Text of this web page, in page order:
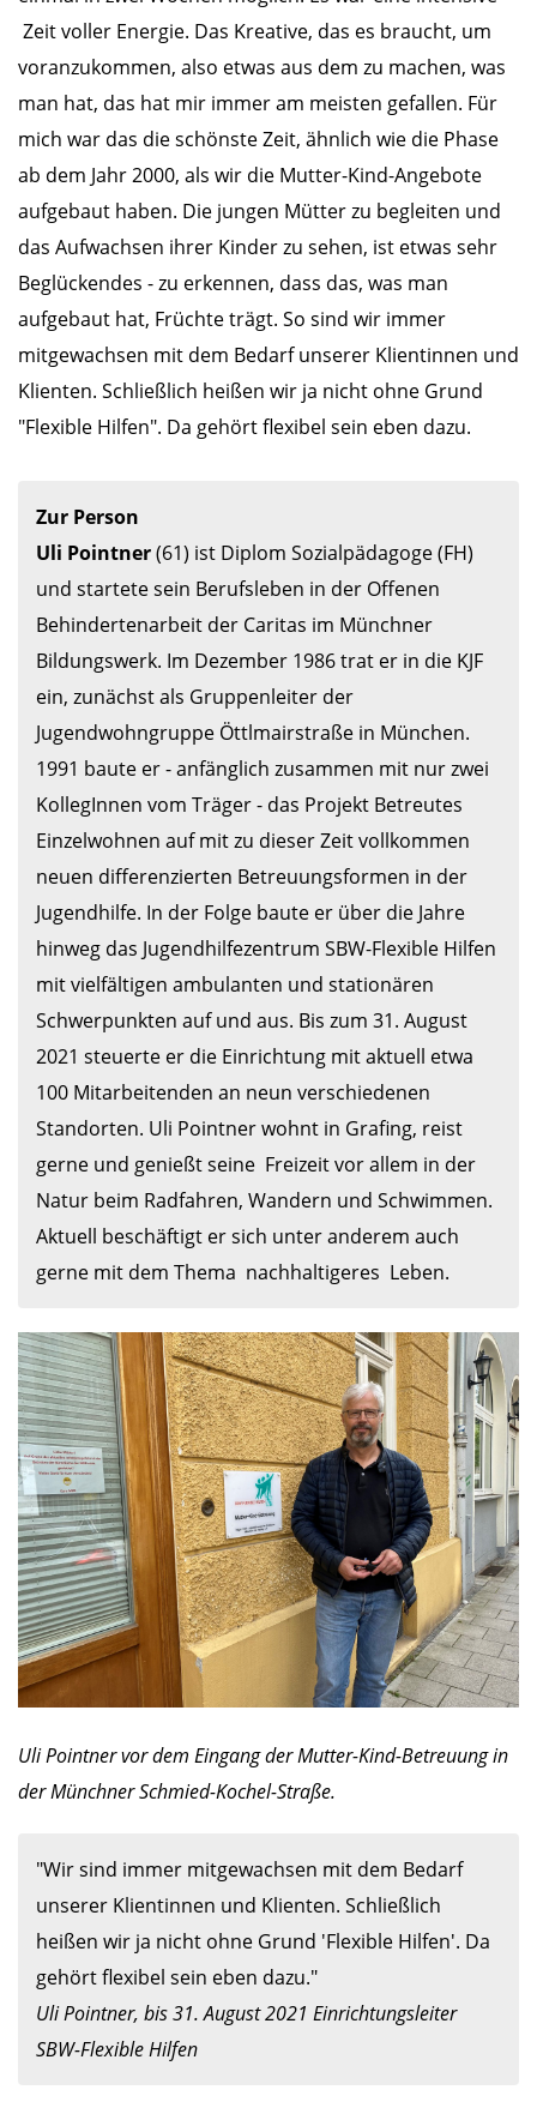
Zeit voller Energie. Das Kreative, das es braucht, um
voranzukommen, also etwas aus dem zu machen, was
man hat, das hat mir immer am meisten gefallen. Für
mich war das die schönste Zeit, ähnlich wie die Phase
ab dem Jahr 2000, als wir die Mutter-Kind-Angebote
aufgebaut haben. Die jungen Mütter zu begleiten und
das Aufwachsen ihrer Kinder zu sehen, ist etwas sehr
Beglückendes - zu erkennen, dass das, was man
aufgebaut hat, Früchte trägt. So sind wir immer
mitgewachsen mit dem Bedarf unserer Klientinnen und
Klienten. Schließlich heißen wir ja nicht ohne Grund
"Flexible Hilfen". Da gehört flexibel sein eben dazu.
Zur Person
Uli Pointner (61) ist Diplom Sozialpädagoge (FH)
und startete sein Berufsleben in der Offenen
Behindertenarbeit der Caritas im Münchner
Bildungswerk. Im Dezember 1986 trat er in die KJF
ein, zunächst als Gruppenleiter der
Jugendwohngruppe Öttlmairstraße in München.
1991 baute er - anfänglich zusammen mit nur zwei
KollegInnen vom Träger - das Projekt Betreutes
Einzelwohnen auf mit zu dieser Zeit vollkommen
neuen differenzierten Betreuungsformen in der
Jugendhilfe. In der Folge baute er über die Jahre
hinweg das Jugendhilfezentrum SBW-Flexible Hilfen
mit vielfältigen ambulanten und stationären
Schwerpunkten auf und aus. Bis zum 31. August
2021 steuerte er die Einrichtung mit aktuell etwa
100 Mitarbeitenden an neun verschiedenen
Standorten. Uli Pointner wohnt in Grafing, reist
gerne und genießt seine  Freizeit vor allem in der
Natur beim Radfahren, Wandern und Schwimmen.
Aktuell beschäftigt er sich unter anderem auch
gerne mit dem Thema  nachhaltigeres  Leben.
Uli Pointner vor dem Eingang der Mutter-Kind-Betreuung in
der Münchner Schmied-Kochel-Straße.
"Wir sind immer mitgewachsen mit dem Bedarf
unserer Klientinnen und Klienten. Schließlich
heißen wir ja nicht ohne Grund 'Flexible Hilfen'. Da
Uli Pointner, bis 31. August 2021 Einrichtungsleiter
SBW-Flexible Hilfen